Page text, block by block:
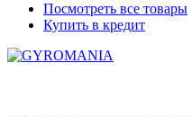
Посмотреть все товары
Купить в кредит